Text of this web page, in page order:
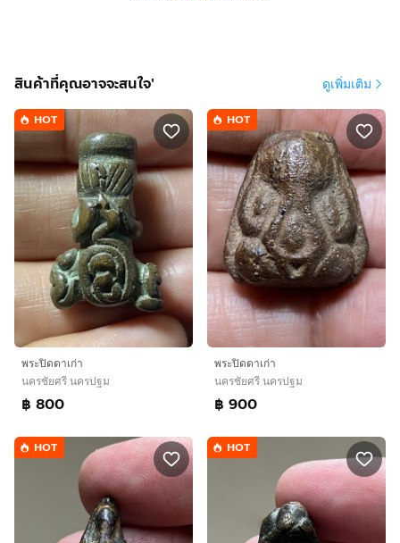
สินค้าที่คุณอาจจะสนใจ' ดูเพิ่มเติม
HOT
พระปิดตาเก่า
นครชัยศรี นครปฐม
฿ 800
HOT
พระปิดตาเก่า
นครชัยศรี นครปฐม
฿ 900
HOT HOT